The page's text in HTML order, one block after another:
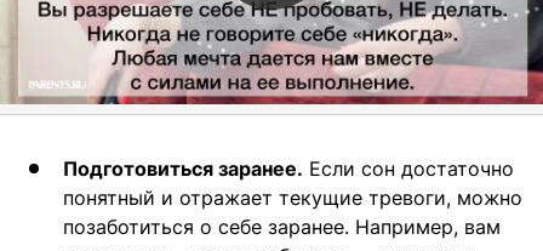
Подготовиться заранее. Если сон достаточно
понятный и отражает текущие тревоги, можно
позаботиться о себе заранее. Например, вам